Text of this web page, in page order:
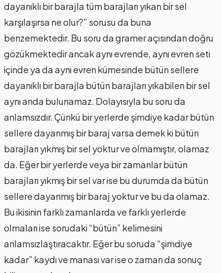
dayanıklı bir barajla tüm barajları yıkan bir sel
karşılaşırsa ne olur?” sorusu da buna
benzemektedir. Bu soru da gramer açısından doğru
gözükmektedir ancak aynı evrende, aynı evren seti
içinde ya da aynı evren kümesinde bütün sellere
dayanıklı bir barajla bütün barajları yıkabilen bir sel
aynı anda bulunamaz. Dolayısıyla bu soru da
anlamsızdır. Çünkü bir yerlerde şimdiye kadar bütün
sellere dayanmış bir baraj varsa demek ki bütün
barajları yıkmış bir sel yoktur ve olmamıştır, olamaz
da. Eğer bir yerlerde veya bir zamanlar bütün
barajları yıkmış bir sel var ise bu durumda da bütün
sellere dayanmış bir baraj yoktur ve bu da olamaz.
Bu ikisinin farklı zamanlarda ve farklı yerlerde
olmaları ise sorudaki “bütün” kelimesini
anlamsızlaştıracaktır. Eğer bu soruda “şimdiye
kadar” kaydı ve manası var ise o zaman da sonuç